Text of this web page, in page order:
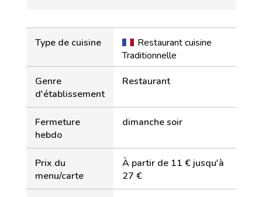
Type de cuisine
Restaurant cuisine
Traditionnelle
Genre
d'établissement
Restaurant
Fermeture
hebdo
dimanche soir
Prix du
menu/carte
À partir de 11 € jusqu'à
27 €